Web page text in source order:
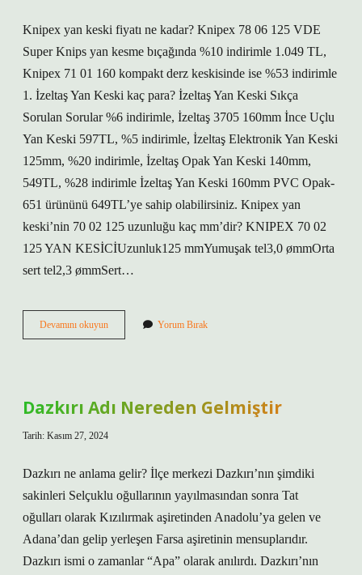
Knipex yan keski fiyatı ne kadar? Knipex 78 06 125 VDE
Super Knips yan kesme bıçağında %10 indirimle 1.049 TL,
Knipex 71 01 160 kompakt derz keskisinde ise %53 indirimle
1. İzeltaş Yan Keski kaç para? İzeltaş Yan Keski Sıkça
Sorulan Sorular %6 indirimle, İzeltaş 3705 160mm İnce Uçlu
Yan Keski 597TL, %5 indirimle, İzeltaş Elektronik Yan Keski
125mm, %20 indirimle, İzeltaş Opak Yan Keski 140mm,
549TL, %28 indirimle İzeltaş Yan Keski 160mm PVC Opak-
651 ürününü 649TL’ye sahip olabilirsiniz. Knipex yan
keski’nin 70 02 125 uzunluğu kaç mm’dir? KNIPEX 70 02
125 YAN KESİCİUzunluk125 mmYumuşak tel3,0 ømmOrta
sert tel2,3 ømmSert…
Devamını okuyunKnipex
Yan
Yorum Bırak
Dazkırı Adı Nereden Gelmiştir
Tarih: Kasım 27, 2024
Dazkırı ne anlama gelir? İlçe merkezi Dazkırı’nın şimdiki
sakinleri Selçuklu oğullarının yayılmasından sonra Tat
oğulları olarak Kızılırmak aşiretinden Anadolu’ya gelen ve
Adana’dan gelip yerleşen Farsa aşiretinin mensuplarıdır.
Dazkırı ismi o zamanlar “Apa” olarak anılırdı. Dazkırı’nın